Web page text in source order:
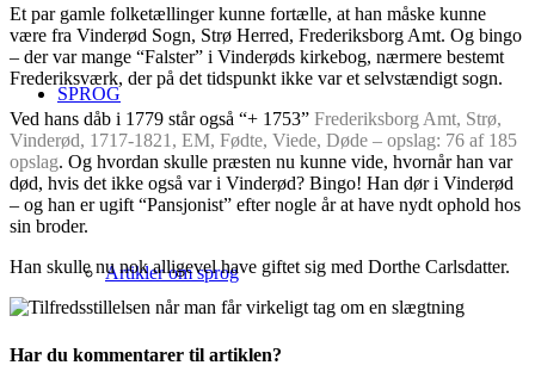
SPROG
Artikler om sprog
Et par gamle folketællinger kunne fortælle, at han måske kunne
være fra Vinderød Sogn, Strø Herred, Frederiksborg Amt. Og bingo
– der var mange “Falster” i Vinderøds kirkebog, nærmere bestemt
Frederiksværk, der på det tidspunkt ikke var et selvstændigt sogn.
Ved hans dåb i 1779 står også “+ 1753” Frederiksborg Amt, Strø,
Vinderød, 1717-1821, EM, Fødte, Viede, Døde – opslag: 76 af 185
opslag. Og hvordan skulle præsten nu kunne vide, hvornår han var
død, hvis det ikke også var i Vinderød? Bingo! Han dør i Vinderød
– og han er ugift “Pansjonist” efter nogle år at have nydt ophold hos
sin broder.
Han skulle nu nok alligevel have giftet sig med Dorthe Carlsdatter.
Har du kommentarer til artiklen?